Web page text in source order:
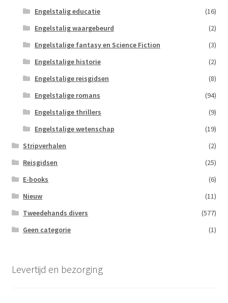
Engelstalig educatie
(16)
Engelstalig waargebeurd
(2)
Engelstalige fantasy en Science Fiction
(3)
Engelstalige historie
(2)
Engelstalige reisgidsen
(8)
Engelstalige romans
(94)
Engelstalige thrillers
(9)
Engelstalige wetenschap
(19)
Stripverhalen
(2)
Reisgidsen
(25)
E-books
(6)
Nieuw
(11)
Tweedehands divers
(577)
Geen categorie
(1)
Levertijd en bezorging